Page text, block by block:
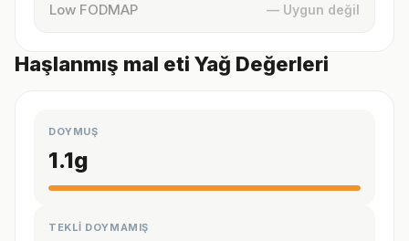
Low FODMAP — Uygun değil
Haşlanmış mal eti Yağ Değerleri
DOYMUŞ
1.1g
TEKLİ DOYMAMIŞ